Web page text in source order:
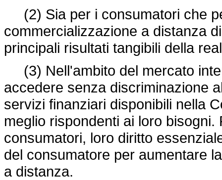
(2) Sia per i consumatori che
commercializzazione a distanza
principali risultati tangibili della
(3) Nell'ambito del mercato
accedere senza discriminazione
servizi finanziari disponibili nella
meglio rispondenti ai loro
consumatori, loro diritto
del consumatore per aumentare
a distanza.